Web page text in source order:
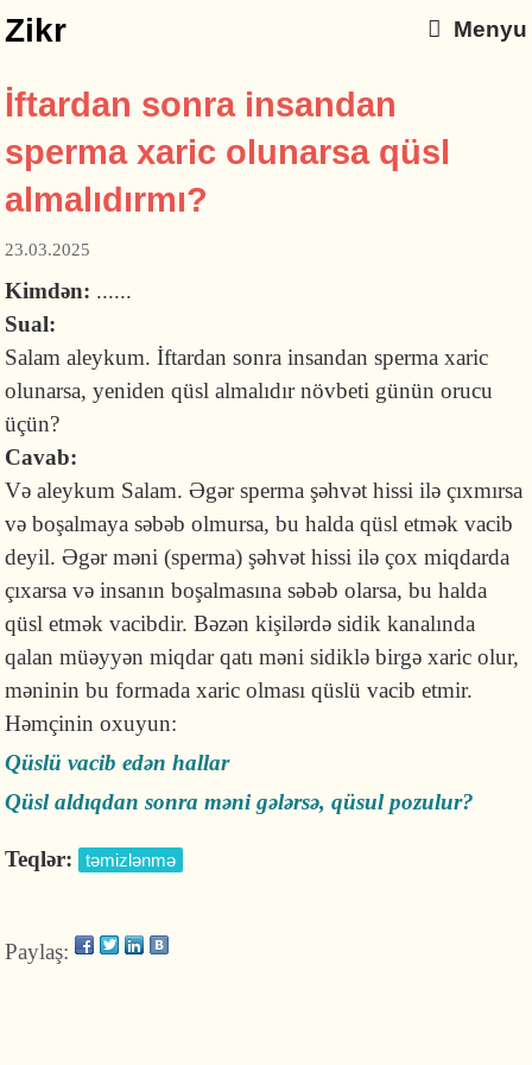
Zikr Menyu
İftardan sonra insandan
sperma xaric olunarsa qüsl
almalıdırmı?
23.03.2025
Kimdən: ......
Sual:
Salam aleykum. İftardan sonra insandan sperma xaric
olunarsa, yeniden qüsl almalıdır növbeti günün orucu
üçün?
Cavab:
Və aleykum Salam. Əgər sperma şəhvət hissi ilə çıxmırsa
və boşalmaya səbəb olmursa, bu halda qüsl etmək vacib
deyil. Əgər məni (sperma) şəhvət hissi ilə çox miqdarda
çıxarsa və insanın boşalmasına səbəb olarsa, bu halda
qüsl etmək vacibdir. Bəzən kişilərdə sidik kanalında
qalan müəyyən miqdar qatı məni sidiklə birgə xaric olur,
məninin bu formada xaric olması qüslü vacib etmir.
Həmçinin oxuyun:
Qüslü vacib edən hallar
Qüsl aldıqdan sonra məni gələrsə, qüsul pozulur?
Teqlər: təmizlənmə
Paylaş: